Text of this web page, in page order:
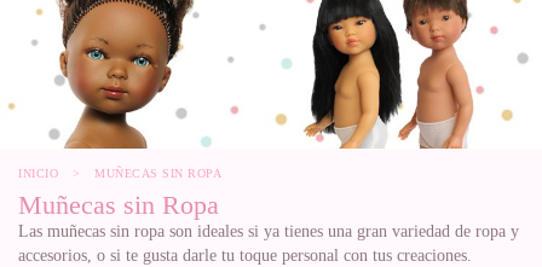
INICIO > MUÑECAS SIN ROPA
Muñecas sin Ropa
Las muñecas sin ropa son ideales si ya tienes una gran variedad de ropa y
accesorios, o si te gusta darle tu toque personal con tus creaciones.